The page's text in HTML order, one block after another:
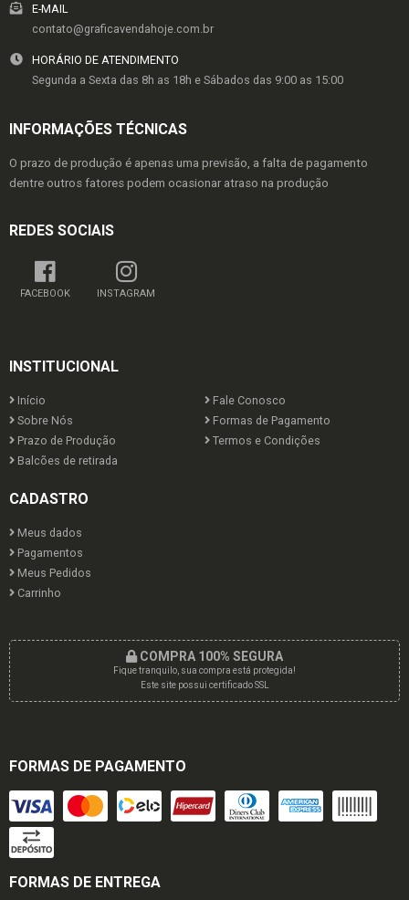
E-MAIL
contato@graficavendahoje.com.br
HORÁRIO DE ATENDIMENTO
Segunda a Sexta das 8h as 18h e Sábados das 9:00 as 15:00
INFORMAÇÕES TÉCNICAS
O prazo de produção é apenas uma previsão, a falta de pagamento
dentre outros fatores podem ocasionar atraso na produção
REDES SOCIAIS
FACEBOOK INSTAGRAM
INSTITUCIONAL
Início
Fale Conosco
Sobre Nós
Formas de Pagamento
Prazo de Produção
Termos e Condições
Balcões de retirada
CADASTRO
Meus dados
Pagamentos
Meus Pedidos
Carrinho
COMPRA 100% SEGURA
Fique tranquilo, sua compra está protegida!
Este site possui certificado SSL
FORMAS DE PAGAMENTO
FORMAS DE ENTREGA